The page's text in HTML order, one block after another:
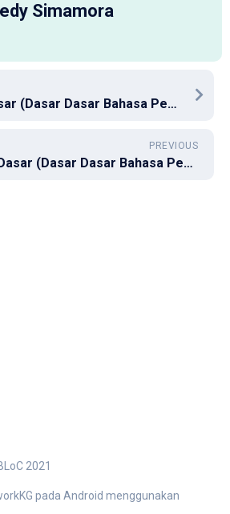
Simamora
Belajar Java Dasar (Dasar Dasar Bahasa Pemograman Java Part 3)
PREVIOUS
Belajar Java Dasar (Dasar Dasar Bahasa Pemograman Java Part 1)
2021
pada Android menggunakan